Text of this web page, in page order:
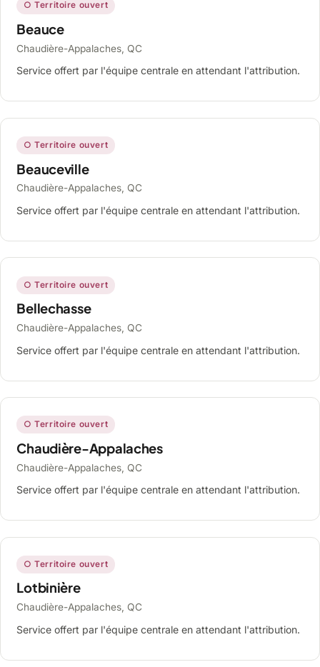
○ Territoire ouvert
Beauce
Chaudière-Appalaches, QC
Service offert par l'équipe centrale en attendant l'attribution.
○ Territoire ouvert
Beauceville
Chaudière-Appalaches, QC
Service offert par l'équipe centrale en attendant l'attribution.
○ Territoire ouvert
Bellechasse
Chaudière-Appalaches, QC
Service offert par l'équipe centrale en attendant l'attribution.
○ Territoire ouvert
Chaudière-Appalaches
Chaudière-Appalaches, QC
Service offert par l'équipe centrale en attendant l'attribution.
○ Territoire ouvert
Lotbinière
Chaudière-Appalaches, QC
Service offert par l'équipe centrale en attendant l'attribution.